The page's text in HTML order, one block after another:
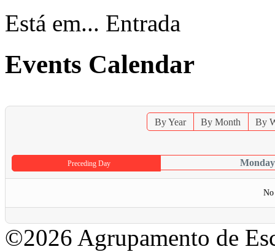
Está em... Entrada
Events Calendar
By Year By Month By
Preceding Day
No
©2026 Agrupamento de